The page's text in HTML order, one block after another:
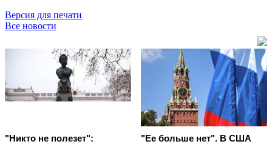
Версия для печати
Все новости
"Никто не полезет":
"Ее больше нет". В США